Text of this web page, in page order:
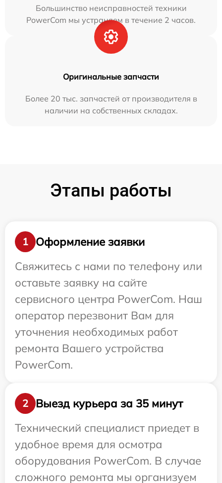
Большинство неисправностей техники
PowerCom мы устраняем в течение 2 часов.
Оригинальные запчасти
Более 20 тыс. запчастей от производителя в
наличии на собственных складах.
Этапы работы
1
Оформление заявки
Свяжитесь с нами по телефону или
оставьте заявку на сайте
сервисного центра PowerCom. Наш
оператор перезвонит Вам для
уточнения необходимых работ
ремонта Вашего устройства
PowerCom.
2
Выезд курьера за 35 минут
Технический специалист приедет в
удобное время для осмотра
оборудования PowerCom. В случае
сложного ремонта мы организуем